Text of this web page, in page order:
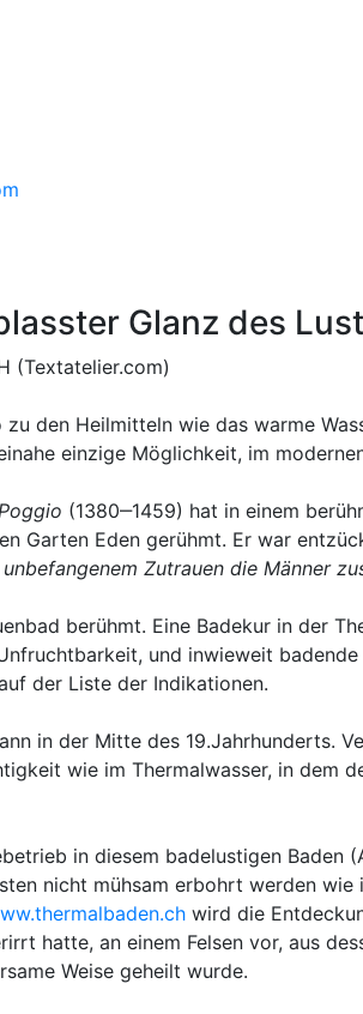
Glanz des
(Textatelier.com)
den Heilmitteln wie das warme
einzige Möglichkeit, im
(1380‒1459) hat in einem
Garten Eden gerühmt. Er war
Zutrauen die Männer
berühmt. Eine Badekur in der
und inwieweit
der Liste der Indikationen.
in der Mitte des 19.Jahrhunderts.
wie im Thermalwasser, in dem
in diesem badelustigen
nicht mühsam erbohrt werden
wird die
hatte, an einem Felsen vor, aus
Weise geheilt wurde.